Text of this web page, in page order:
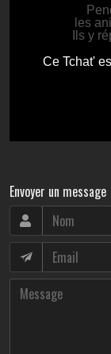
Envoyer un message